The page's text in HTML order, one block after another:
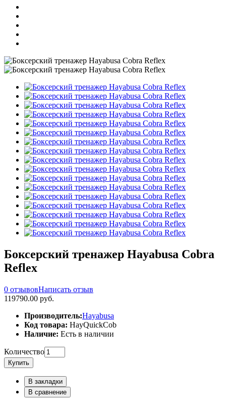
Боксерский тренажер Hayabusa Cobra
Reflex
0 отзывовНаписать отзыв
119790.00 руб.
Производитель:Hayabusa
Код товара: HayQuickCob
Наличие: Есть в наличии
Количество
Купить
В закладки
В сравнение